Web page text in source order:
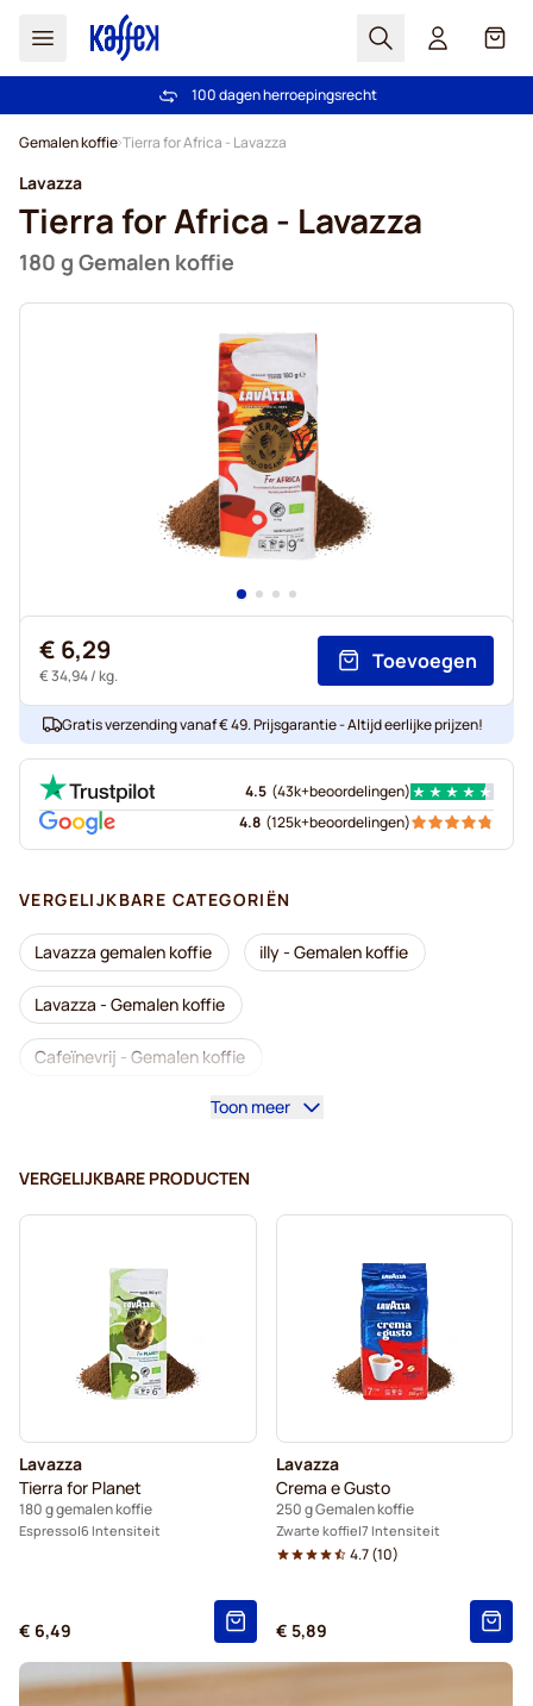
Zoek Cart
Gratis verzending vanaf € 49
100 dagen herroepingsrecht
Gemalen koffie Tierra for Africa - Lavazza
Lavazza
Tierra for Africa - Lavazza
180 g Gemalen koffie
€ 6,29
€ 34,94/ kg.
Toevoegen
Gratis verzending vanaf € 49. Prijsgarantie - Altijd eerlijke prijzen!
4.5 (43k+beoordelingen)
4.8 (125k+beoordelingen)
VERGELIJKBARE CATEGORIËN
Lavazza gemalen koffie illy - Gemalen koffie
Lavazza - Gemalen koffie
Cafeïnevrij - Gemalen koffie
Segafredo - Gemalen koffie Gemalen koffie
Toon meer
VERGELIJKBARE PRODUCTEN
Lavazza
Tierra for Planet
180 g gemalen koffie
Espresso 6 Intensiteit
€ 6,49
Lavazza
Crema e Gusto
250 g Gemalen koffie
Zwarte koffie 7 Intensiteit
4.7(10)
€ 5,89